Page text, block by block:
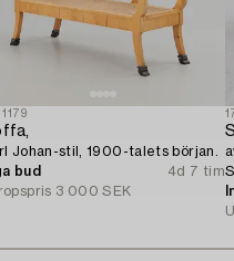
Johan-stil, 1900-talets början.
bud
4d 7 tim
3 000 SEK